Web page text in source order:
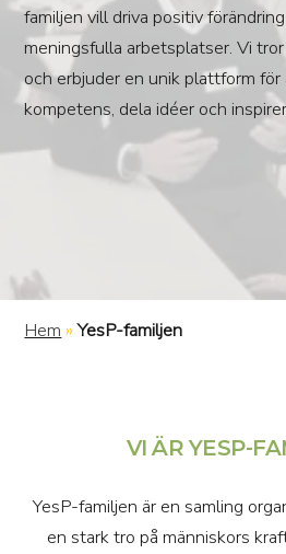
familjen vill driva positiv
meningsfulla arbetsplatser. Vi
och erbjuder en unik plattform
kompetens, dela idéer och
Hem »YesP-familjen
VI ÄR YESP-
YesP-familjen är en samling
en stark tro på människors